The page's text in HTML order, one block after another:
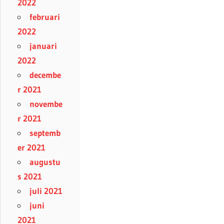
2022
februari
2022
januari
2022
decembe
r 2021
novembe
r 2021
septemb
er 2021
augustu
s 2021
juli 2021
juni
2021